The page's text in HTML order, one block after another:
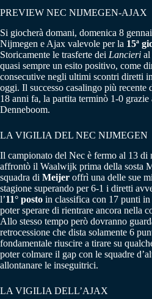
PREVIEW NEC NIJMEGEN-AJAX
Si giocherà domani, domenica 8
Nijmegen e Ajax valevole per la 15ª
Storicamente le trasferte dei Lancieri al
quasi sempre un esito positivo, come
consecutive negli ultimi scontri diretti
oggi. Il successo casalingo più
18 anni fa, la partita terminò 1-0
Denneboom.
LA VIGILIA DEL NEC NIJMEGEN
Il campionato del Nec è fermo al 13 di
affrontò il Waalwijk prima della sosta
squadra di Meijer offrì una delle sue
stagione superando per 6-1 i diretti
l’11° posto in classifica con 17 punti in
poter sperare di rientrare ancora nella
Allo stesso tempo però dovranno
retrocessione che dista solamente 6
fondamentale riuscire a tirare su
poter colmare il gap con le squadre
allontanare le inseguitrici.
LA VIGILIA DELL’AJAX